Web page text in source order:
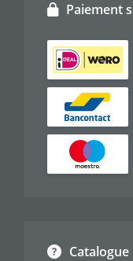
Catalogue
Paiement